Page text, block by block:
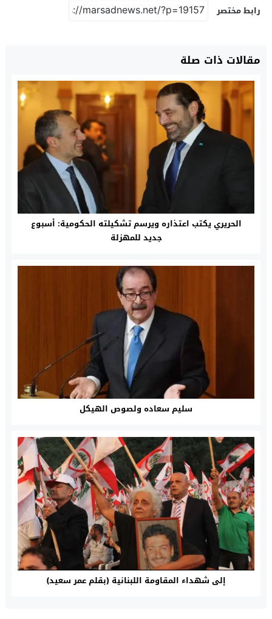
رابط مختصر
مقالات ذات صلة
الحريري يكتب اعتذاره ويرسم تشكيلته الحكومية: أسبوع
جديد للمهزلة
سليم سعاده ولصوص الهيكل
إلى شهداء المقاومة اللبنانية (بقلم عمر سعيد)